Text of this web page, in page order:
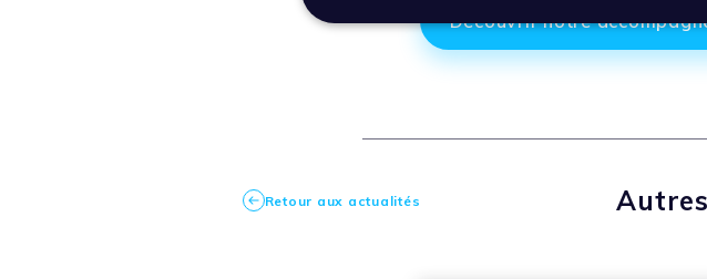
Découvrir notre
Retour aux actualités